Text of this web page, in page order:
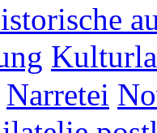
Narretei